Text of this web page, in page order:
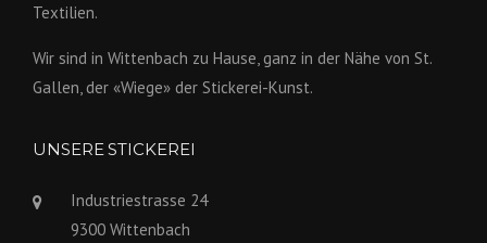
Textilien.
Wir sind in Wittenbach zu Hause, ganz in der Nähe von St.
Gallen, der «Wiege» der Stickerei-Kunst.
UNSERE STICKEREI
Industriestrasse 24
9300 Wittenbach